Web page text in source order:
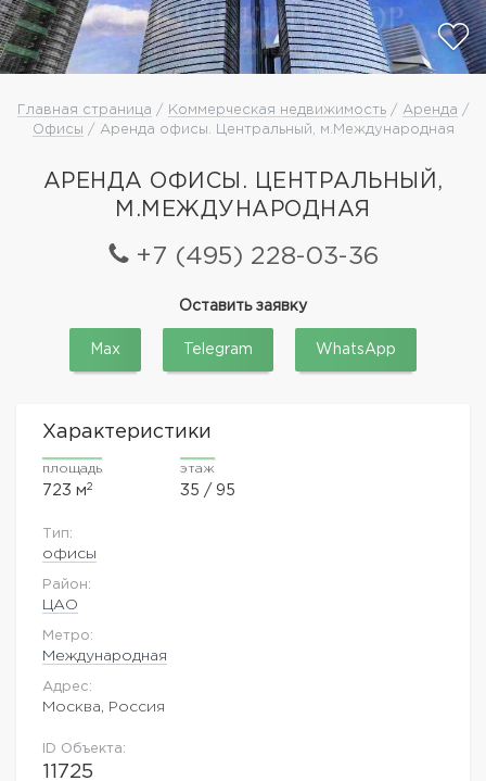
Главная страница / Коммерческая недвижимость/ Аренда /
Офисы / Аренда офисы. Центральный, м.Международная
АРЕНДА ОФИСЫ. ЦЕНТРАЛЬНЫЙ,
М.МЕЖДУНАРОДНАЯ
+7 (495) 228-03-36
Оставить заявку
Max Telegram WhatsApp
Характеристики
площадь
723 м2
этаж
35 / 95
Тип:
офисы
Район:
ЦАО
Метро:
Международная
Адрес:
Москва, Россия
ID Объекта:
11725